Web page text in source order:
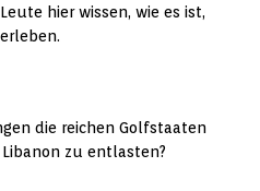
hier wissen, wie es ist,
die reichen Golfstaaten
zu entlasten?